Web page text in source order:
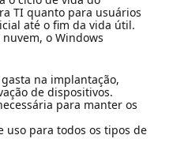
TI quanto para usuários
até o fim da vida útil.
o Windows
na implantação,
de dispositivos.
para manter os
uso para todos os tipos de